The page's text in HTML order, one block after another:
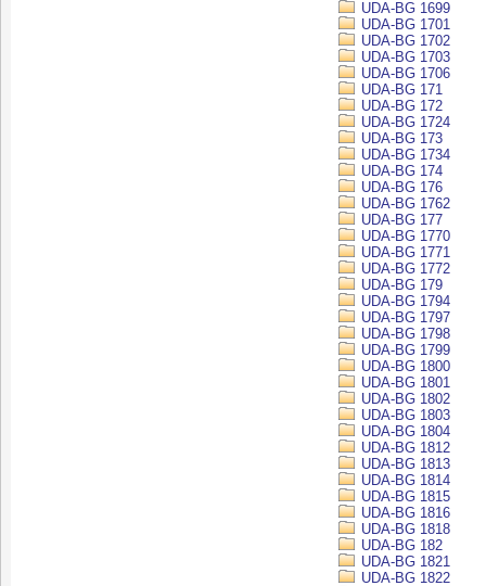
UDA-BG 1699
UDA-BG 1701
UDA-BG 1702
UDA-BG 1703
UDA-BG 1706
UDA-BG 171
UDA-BG 172
UDA-BG 1724
UDA-BG 173
UDA-BG 1734
UDA-BG 174
UDA-BG 176
UDA-BG 1762
UDA-BG 177
UDA-BG 1770
UDA-BG 1771
UDA-BG 1772
UDA-BG 179
UDA-BG 1794
UDA-BG 1797
UDA-BG 1798
UDA-BG 1799
UDA-BG 1800
UDA-BG 1801
UDA-BG 1802
UDA-BG 1803
UDA-BG 1804
UDA-BG 1812
UDA-BG 1813
UDA-BG 1814
UDA-BG 1815
UDA-BG 1816
UDA-BG 1818
UDA-BG 182
UDA-BG 1821
UDA-BG 1822